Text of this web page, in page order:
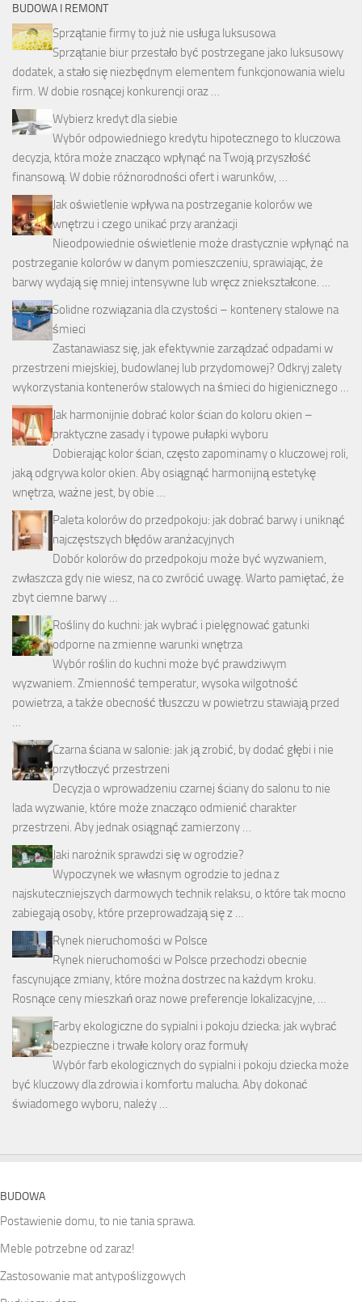
BUDOWA I REMONT
Sprzątanie firmy to już nie usługa luksusowa
Sprzątanie biur przestało być postrzegane jako luksusowy
dodatek, a stało się niezbędnym elementem funkcjonowania wielu
firm. W dobie rosnącej konkurencji oraz …
Wybierz kredyt dla siebie
Wybór odpowiedniego kredytu hipotecznego to kluczowa
decyzja, która może znacząco wpłynąć na Twoją przyszłość
finansową. W dobie różnorodności ofert i warunków, …
Jak oświetlenie wpływa na postrzeganie kolorów we
wnętrzu i czego unikać przy aranżacji
Nieodpowiednie oświetlenie może drastycznie wpłynąć na
postrzeganie kolorów w danym pomieszczeniu, sprawiając, że
barwy wydają się mniej intensywne lub wręcz zniekształcone. …
Solidne rozwiązania dla czystości – kontenery stalowe na
śmieci
Zastanawiasz się, jak efektywnie zarządzać odpadami w
przestrzeni miejskiej, budowlanej lub przydomowej? Odkryj zalety
wykorzystania kontenerów stalowych na śmieci do higienicznego …
Jak harmonijnie dobrać kolor ścian do koloru okien –
praktyczne zasady i typowe pułapki wyboru
Dobierając kolor ścian, często zapominamy o kluczowej roli,
jaką odgrywa kolor okien. Aby osiągnąć harmonijną estetykę
wnętrza, ważne jest, by obie …
Paleta kolorów do przedpokoju: jak dobrać barwy i uniknąć
najczęstszych błędów aranżacyjnych
Dobór kolorów do przedpokoju może być wyzwaniem,
zwłaszcza gdy nie wiesz, na co zwrócić uwagę. Warto pamiętać, że
zbyt ciemne barwy …
Rośliny do kuchni: jak wybrać i pielęgnować gatunki
odporne na zmienne warunki wnętrza
Wybór roślin do kuchni może być prawdziwym
wyzwaniem. Zmienność temperatur, wysoka wilgotność
powietrza, a także obecność tłuszczu w powietrzu stawiają przed
…
Czarna ściana w salonie: jak ją zrobić, by dodać głębi i nie
przytłoczyć przestrzeni
Decyzja o wprowadzeniu czarnej ściany do salonu to nie
lada wyzwanie, które może znacząco odmienić charakter
przestrzeni. Aby jednak osiągnąć zamierzony …
Jaki narożnik sprawdzi się w ogrodzie?
Wypoczynek we własnym ogrodzie to jedna z
najskuteczniejszych darmowych technik relaksu, o które tak mocno
zabiegają osoby, które przeprowadzają się z …
Rynek nieruchomości w Polsce
Rynek nieruchomości w Polsce przechodzi obecnie
fascynujące zmiany, które można dostrzec na każdym kroku.
Rosnące ceny mieszkań oraz nowe preferencje lokalizacyjne, …
Farby ekologiczne do sypialni i pokoju dziecka: jak wybrać
bezpieczne i trwałe kolory oraz formuły
Wybór farb ekologicznych do sypialni i pokoju dziecka może
być kluczowy dla zdrowia i komfortu malucha. Aby dokonać
świadomego wyboru, należy …
BUDOWA
Postawienie domu, to nie tania sprawa.
Meble potrzebne od zaraz!
Zastosowanie mat antypoślizgowych